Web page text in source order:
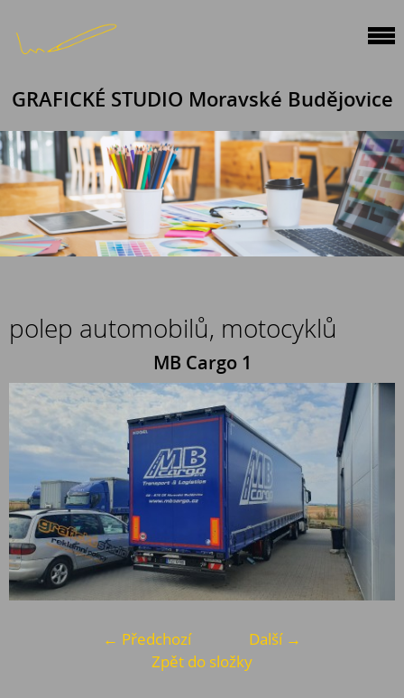
GRAFICKÉ STUDIO Moravské Budějovice
polep automobilů, motocyklů
MB Cargo 1
← Předchozí
Další →
Zpět do složky